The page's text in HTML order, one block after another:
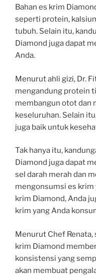
Bahan es krim
seperti protein,
tubuh. Selain itu,
Diamond juga dapat
Anda.
Menurut ahli gizi, Dr.
mengandung protein
membangun otot dan
keseluruhan. Selain
juga baik untuk
Tak hanya itu,
Diamond juga dapat
sel darah merah dan
mengonsumsi es krim
krim Diamond, Anda
krim yang Anda
Menurut Chef Renata,
krim Diamond
konsistensi yang
akan membuat